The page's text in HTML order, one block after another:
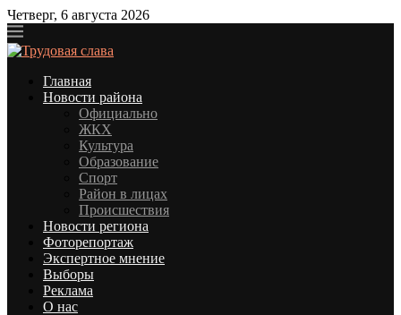
Четверг, 6 августа 2026
Главная
Новости района
Официально
ЖКХ
Культура
Образование
Спорт
Район в лицах
Происшествия
Новости региона
Фоторепортаж
Экспертное мнение
Выборы
Реклама
О нас